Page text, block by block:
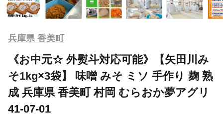
兵庫県 香美町
《お中元☆ 外熨斗対応可能》【矢田川み
そ1kg×3袋】 味噌 みそ ミソ 手作り 麹 熟
成 兵庫県 香美町 村岡 むらおか夢アグリ
41-07-01